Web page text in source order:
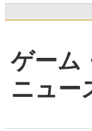
ゲーム
ニュー